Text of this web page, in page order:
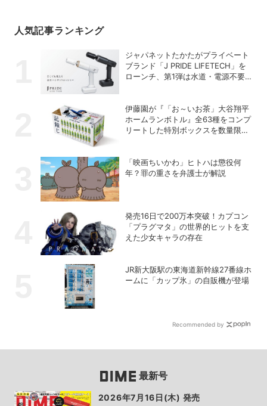
人気記事ランキング
ジャパネットたかたがプライベート
ブランド「J PRIDE LIFETECH」を
ローンチ、第1弾は水道・電源不要
伊藤園が『「お～いお茶」大谷翔平
ホームランボトル』全63種をコンプ
リートした特別ボックスを数量限定
「映画ちいかわ」ヒトハは懲役何
年？罪の重さを弁護士が解説
発売16日で200万本突破！カプコン
「プラグマタ」の世界的ヒットを支
えた少女キャラの存在
JR新大阪駅の東海道新幹線27番線ホ
ームに「カップ氷」の自販機が登場
Recommended by
最新号
2026年7月16日(木) 発売